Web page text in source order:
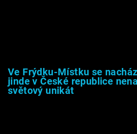
Ve Frýdku-Místku se
jinde v České republice
světový unikát